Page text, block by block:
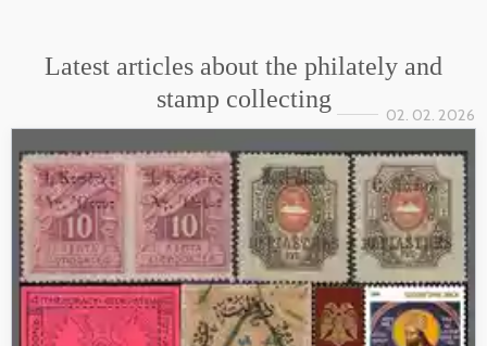
Latest articles about the philately and
stamp collecting
02. 02. 2026